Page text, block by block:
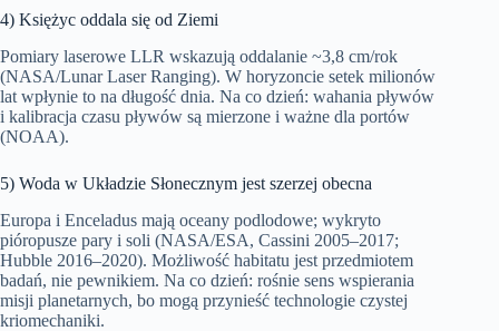
4) Księżyc oddala się od Ziemi
Pomiary laserowe LLR wskazują oddalanie ~3,8 cm/rok
(NASA/Lunar Laser Ranging). W horyzoncie setek milionów
lat wpłynie to na długość dnia. Na co dzień: wahania pływów
i kalibracja czasu pływów są mierzone i ważne dla portów
(NOAA).
5) Woda w Układzie Słonecznym jest szerzej obecna
Europa i Enceladus mają oceany podlodowe; wykryto
pióropusze pary i soli (NASA/ESA, Cassini 2005–2017;
Hubble 2016–2020). Możliwość habitatu jest przedmiotem
badań, nie pewnikiem. Na co dzień: rośnie sens wspierania
misji planetarnych, bo mogą przynieść technologie czystej
kriomechaniki.